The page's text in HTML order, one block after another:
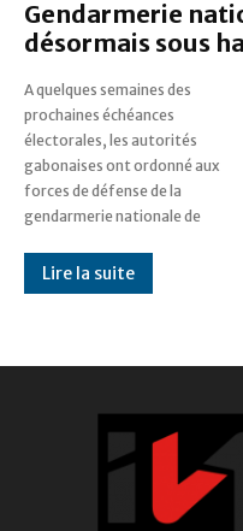
Gendarmerie
désormais sous
A quelques semaines des
prochaines échéances
électorales, les autorités
gabonaises ont ordonné aux
forces de défense de la
gendarmerie nationale de
démarrer dès le mardi 11 juillet
2023 une vaste opération de
patrouilles et de contrôles
routiers. Et les manges-milles
Lire la suite